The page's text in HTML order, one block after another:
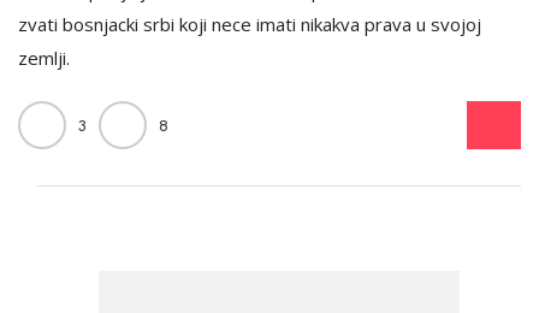
zvati bosnjacki srbi koji nece imati nikakva prava u svojoj
zemlji.
3 8